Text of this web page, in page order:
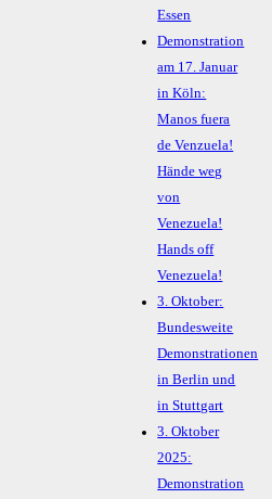
Essen
Demonstration
am 17. Januar
in Köln:
Manos fuera
de Venzuela!
Hände weg
von
Venezuela!
Hands off
Venezuela!
3. Oktober:
Bundesweite
Demonstrationen
in Berlin und
in Stuttgart
3. Oktober
2025:
Demonstration